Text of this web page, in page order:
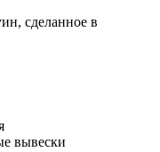
сделанное в
вывески